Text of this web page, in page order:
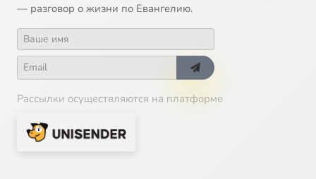
— разговор о жизни по Евангелию.
Рассылки осуществляются на платформе